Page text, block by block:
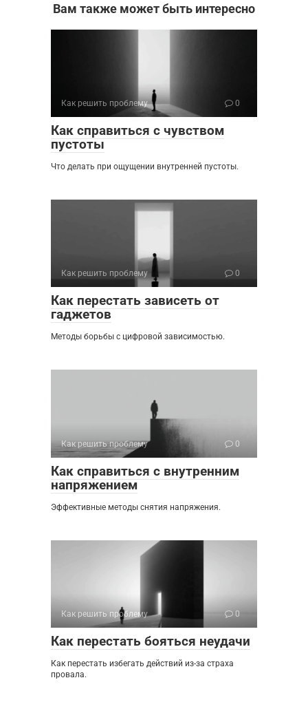
Вам также может быть интересно
Как решить проблему 0
Как справиться с чувством
пустоты
Что делать при ощущении внутренней пустоты.
Как решить проблему 0
Как перестать зависеть от
гаджетов
Методы борьбы с цифровой зависимостью.
Как решить проблему 0
Как справиться с внутренним
напряжением
Эффективные методы снятия напряжения.
Как решить проблему 0
Как перестать бояться неудачи
Как перестать избегать действий из-за страха
провала.